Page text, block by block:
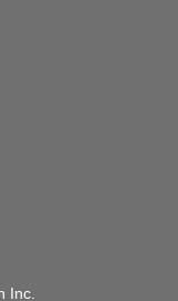
なる場合がござ
ります♪
Inc.